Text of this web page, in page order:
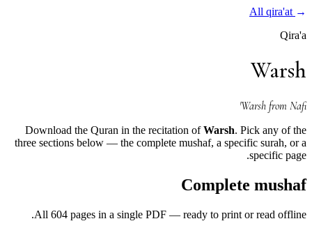
←
Qira'a
Warsh
Warsh from Nafi'
Download the Quran in the recitation ofWarsh. Pick any of the
three sections below — the complete mushaf, a specific surah, or a
specific page.
Complete mushaf
All 604 pages in a single PDF — ready to print or read offline.